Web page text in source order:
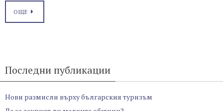
ОЩЕ
Последни публикации
Нови размисли върху българския туризъм